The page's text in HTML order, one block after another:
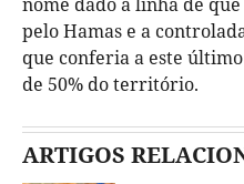
pelo Hamas e a
que conferia a este
de 50% do território.
ARTIGOS